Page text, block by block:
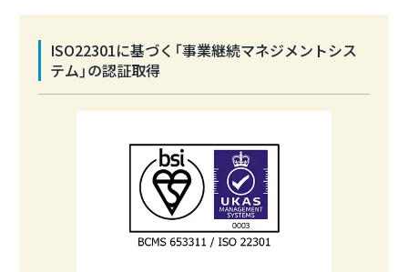
ISO22301に基づく「事業継続マネジメントシス
テム」の認証取得